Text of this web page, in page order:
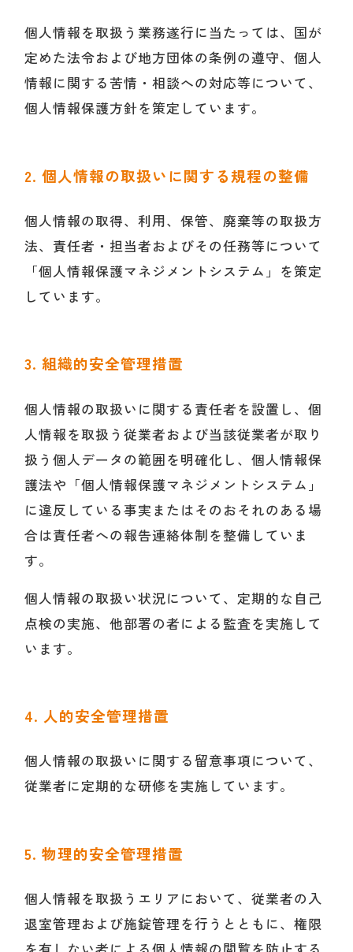
個人情報を取扱う業務遂行に当たっては、国が
定めた法令および地方団体の条例の遵守、個人
情報に関する苦情・相談への対応等について、
個人情報保護方針を策定しています。
2. 個人情報の取扱いに関する規程の整備
個人情報の取得、利用、保管、廃棄等の取扱方
法、責任者・担当者およびその任務等について
「個人情報保護マネジメントシステム」を策定
しています。
3. 組織的安全管理措置
個人情報の取扱いに関する責任者を設置し、個
人情報を取扱う従業者および当該従業者が取り
扱う個人データの範囲を明確化し、個人情報保
護法や「個人情報保護マネジメントシステム」
に違反している事実またはそのおそれのある場
合は責任者への報告連絡体制を整備していま
す。
個人情報の取扱い状況について、定期的な自己
点検の実施、他部署の者による監査を実施して
います。
4. 人的安全管理措置
個人情報の取扱いに関する留意事項について、
従業者に定期的な研修を実施しています。
5. 物理的安全管理措置
個人情報を取扱うエリアにおいて、従業者の入
退室管理および施錠管理を行うとともに、権限